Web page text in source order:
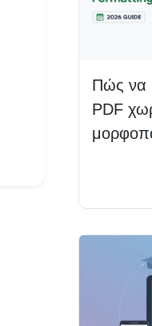
Πώς να
PDF